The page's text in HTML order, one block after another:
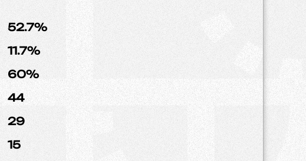
52.7%
11.7%
60%
44
29
15